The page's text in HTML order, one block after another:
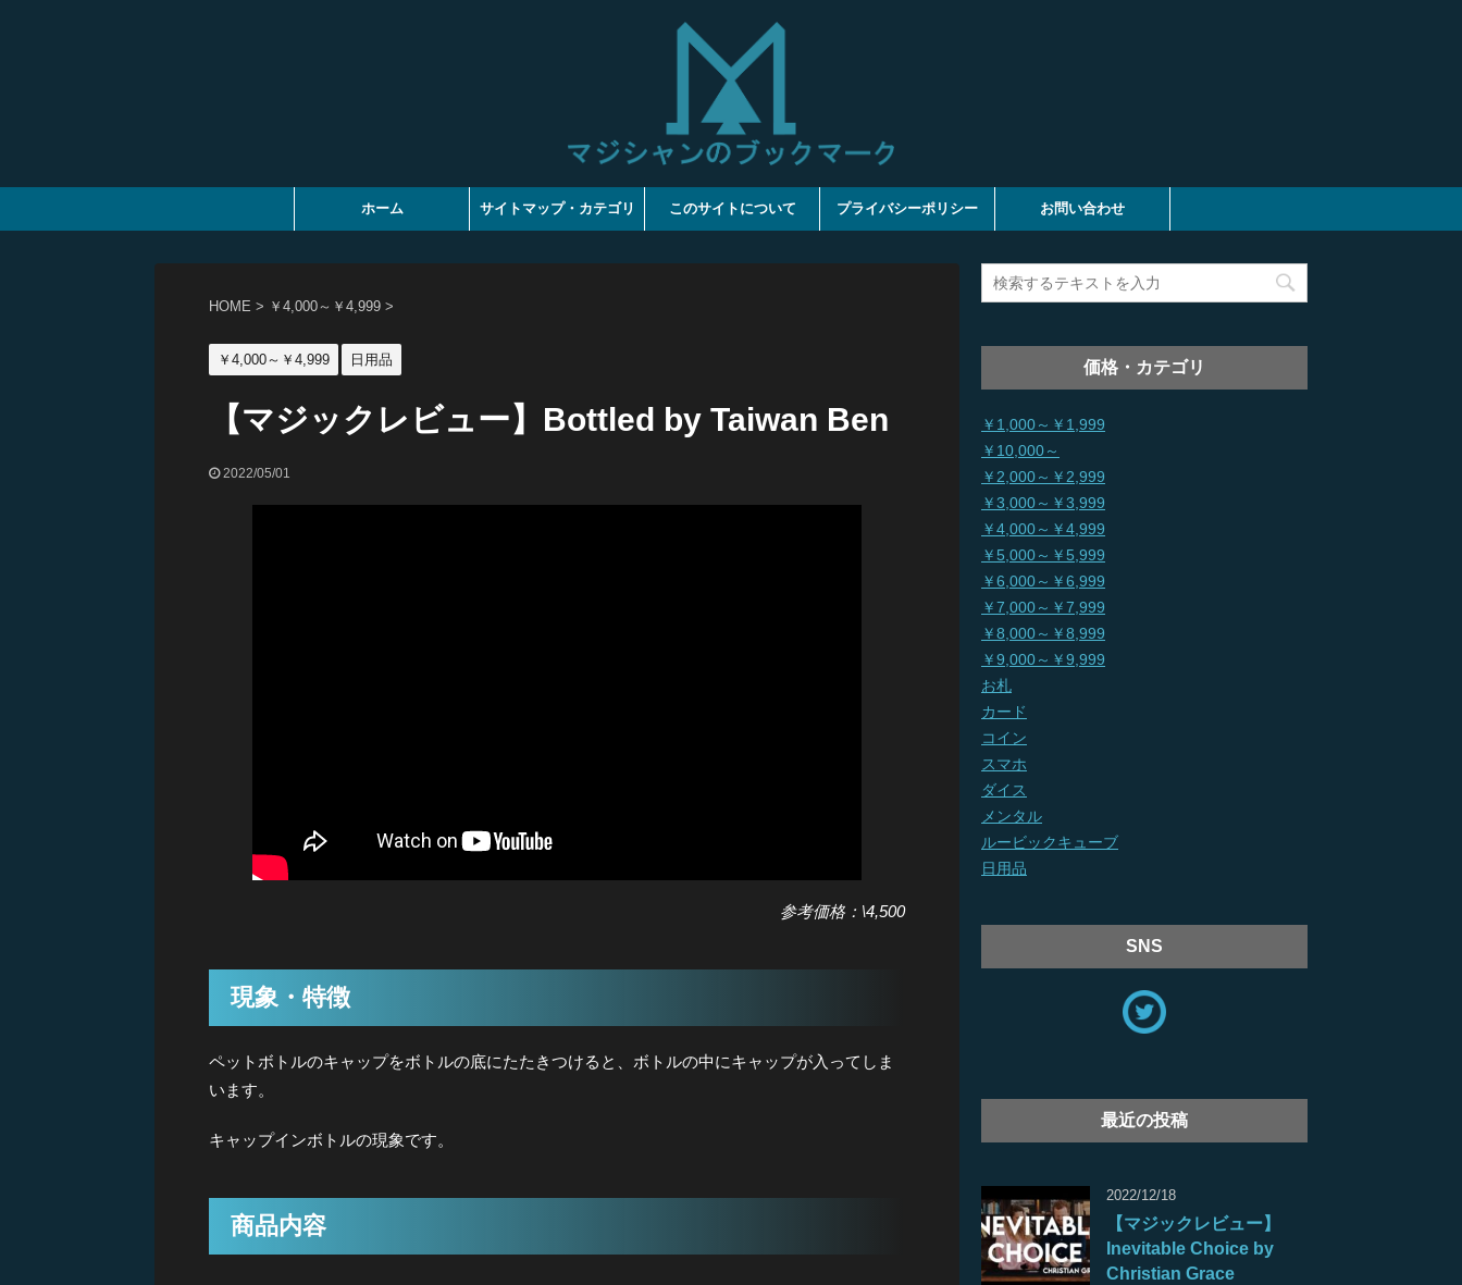
ホーム サイトマップ・カテゴリ このサイトについて プライバシーポリシー お問い合わせ
HOME > ￥4,000～￥4,999 >
￥4,000～￥4,999 日用品
【マジックレビュー】Bottled by Taiwan Ben
2022/05/01
参考価格：\4,500
現象・特徴
ペットボトルのキャップをボトルの底にたたきつけると、ボトルの中にキャップが入ってしま
います。
キャップインボトルの現象です。
商品内容
価格・カテゴリ
￥1,000～￥1,999
￥10,000～
￥2,000～￥2,999
￥3,000～￥3,999
￥4,000～￥4,999
￥5,000～￥5,999
￥6,000～￥6,999
￥7,000～￥7,999
￥8,000～￥8,999
￥9,000～￥9,999
お札
カード
コイン
スマホ
ダイス
メンタル
ルービックキューブ
日用品
SNS
最近の投稿
2022/12/18
【マジックレビュー】
Inevitable Choice by
Christian Grace